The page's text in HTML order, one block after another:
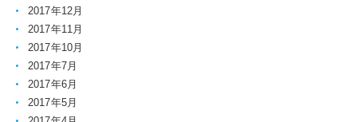
2017年12月
2017年11月
2017年10月
2017年7月
2017年6月
2017年5月